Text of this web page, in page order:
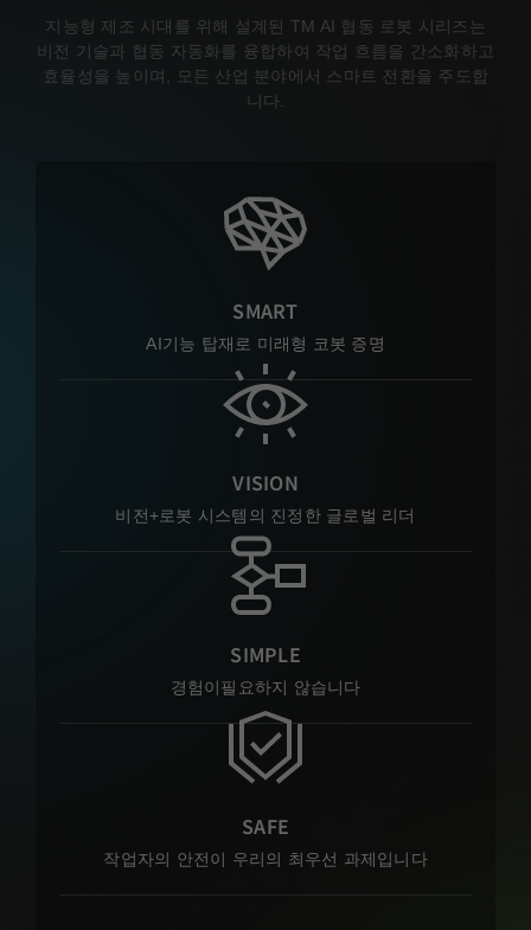
지능형 제조 시대를 위해 설계된 TM AI 협동 로봇 시리즈는
비전 기술과 협동 자동화를 융합하여 작업 흐름을 간소화하고
효율성을 높이며, 모든 산업 분야에서 스마트 전환을 주도합
니다.
SMART
AI기능 탑재로 미래형 코봇 증명
VISION
비전+로봇 시스템의 진정한 글로벌 리더
SIMPLE
경험이필요하지 않습니다
SAFE
작업자의 안전이 우리의 최우선 과제입니다